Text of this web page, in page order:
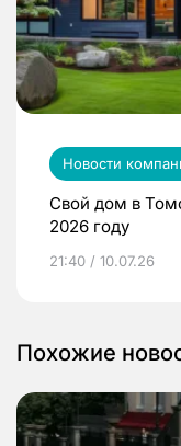
Новости
Свой дом в
2026 году
21:40 / 10.07.26
Похожие